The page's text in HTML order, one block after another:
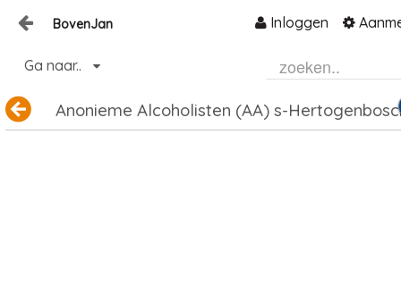
Naar content
Inloggen
BovenJan
Home
Zoeken
Ga naar..